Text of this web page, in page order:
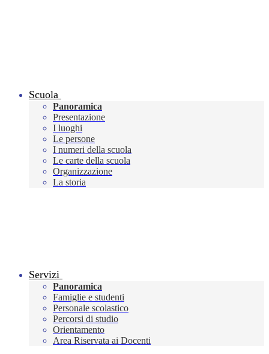
Scuola
Panoramica
Presentazione
I luoghi
Le persone
I numeri della scuola
Le carte della scuola
Organizzazione
La storia
Servizi
Panoramica
Famiglie e studenti
Personale scolastico
Percorsi di studio
Orientamento
Area Riservata ai Docenti